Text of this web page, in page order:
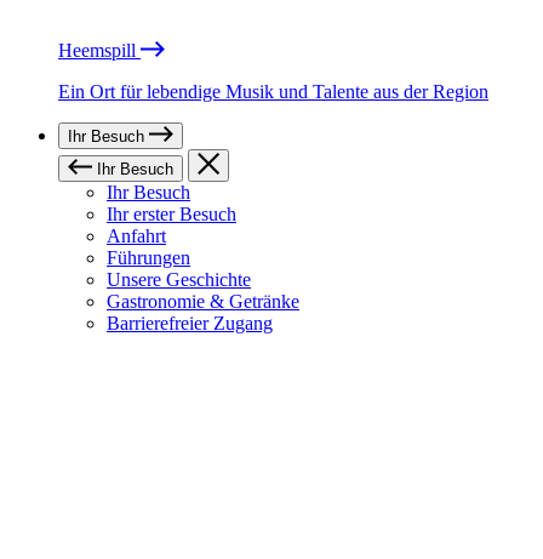
Heemspill
Ein Ort für lebendige Musik und Talente aus der Region
Ihr Besuch
Ihr Besuch
Ihr Besuch
Ihr erster Besuch
Anfahrt
Führungen
Unsere Geschichte
Gastronomie & Getränke
Barrierefreier Zugang